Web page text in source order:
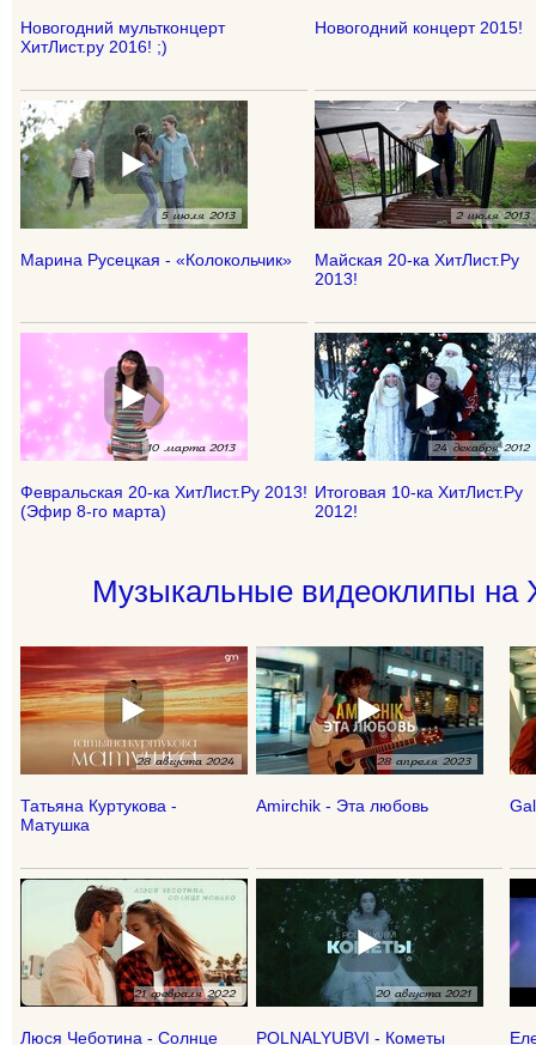
Новогодний мультконцерт
ХитЛист.ру 2016! ;)
Новогодний концерт 2015!
Марина Русецкая - «Колокольчик»
Майская 20-ка ХитЛист.Ру
2013!
Февральская 20-ка ХитЛист.Ру 2013!
(Эфир 8-го марта)
Итоговая 10-ка ХитЛист.Ру
2012!
Музыкальные видеоклипы на
Татьяна Куртукова -
Матушка
Amirchik - Эта любовь
Люся Чеботина - Солнце
POLNALYUBVI - Кометы